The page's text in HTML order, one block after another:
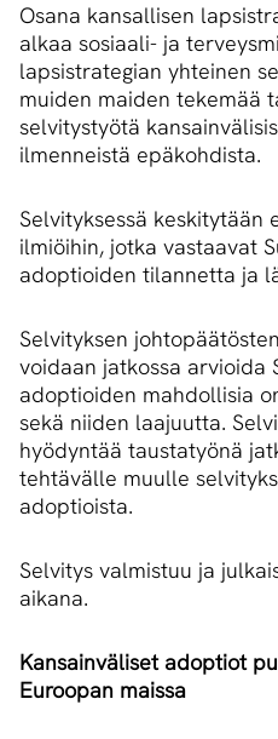
Osana kansallisen
alkaa sosiaali- ja
lapsistrategian yhteinen
muiden maiden tekemää
selvitystyötä
ilmenneistä epäkohdista.
Selvityksessä keskitytään
ilmiöihin, jotka vastaavat
adoptioiden tilannetta ja
Selvityksen
voidaan jatkossa arvioida
adoptioiden mahdollisia
sekä niiden laajuutta.
hyödyntää taustatyönä
tehtävälle muulle
adoptioista.
Selvitys valmistuu ja
aikana.
Kansainväliset adoptiot
Euroopan maissa